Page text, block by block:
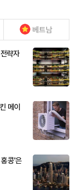
베트남
략자
메이
콩'은